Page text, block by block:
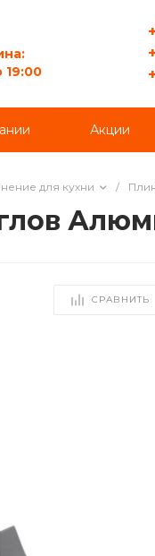
19:00
Акции
для кухни /
СРАВНИТЬ